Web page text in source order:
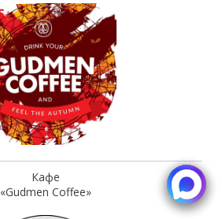
Кафе
«Gudmen Coffee»